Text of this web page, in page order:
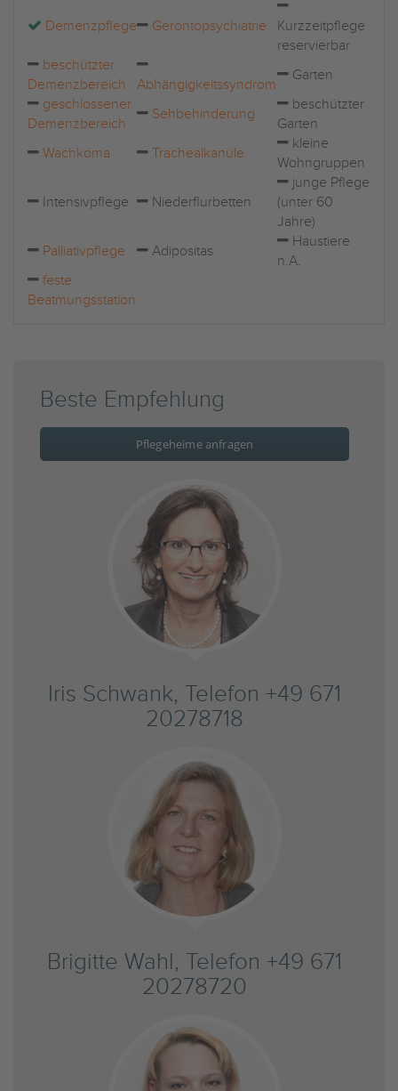
Demenzpflege Gerontopsychiatrie
Kurzzeitpflege
reservierbar
beschützter
Demenzbereich
Abhängigkeitssyndrom
Garten
geschlossener
Demenzbereich
Sehbehinderung
beschützter
Garten
Wachkoma
Trachealkanüle
kleine
Wohngruppen
Intensivpflege Niederflurbetten
junge Pflege
(unter 60
Jahre)
Palliativpflege
Adipositas
Haustiere
n.A.
feste
Beatmungsstation
Beste Empfehlung
Pflegeheime anfragen
Iris Schwank, Telefon +49 671
20278718
Brigitte Wahl, Telefon +49 671
20278720